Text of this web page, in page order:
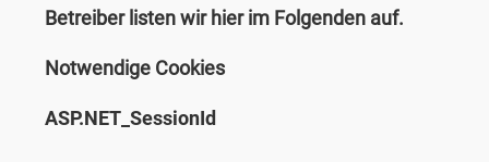
Betreiber listen wir hier im Folgenden auf.
Notwendige Cookies
ASP.NET_SessionId